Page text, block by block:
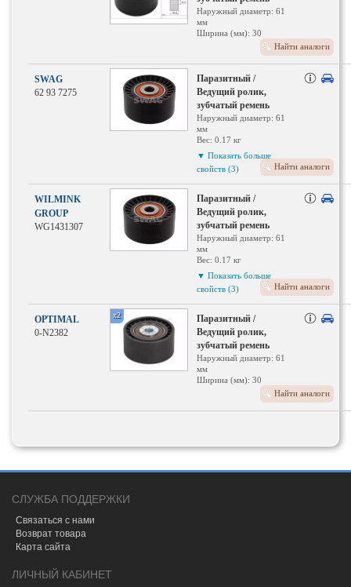
Наружный диаметр: 61
мм
Ширина (мм): 30
Найти аналоги
SWAG
62 93 7275
Паразитный /
Ведущий ролик,
зубчатый ремень
Наружный диаметр: 61
мм
Вес: 0.17 кг
Необходимое
количество: 1
Внутренний диаметр: 10
Ширина (мм): 30
Материал: полимерный
материал
▼ Показать больше
свойств (3)
Найти аналоги
WILMINK
GROUP
WG1431307
Паразитный /
Ведущий ролик,
зубчатый ремень
Наружный диаметр: 61
мм
Вес: 0.17 кг
Необходимое
количество: 1
Внутренний диаметр: 10
Ширина (мм): 30
Материал: полимерный
материал
▼ Показать больше
свойств (3)
Найти аналоги
OPTIMAL
0-N2382
x2
Паразитный /
Ведущий ролик,
зубчатый ремень
Наружный диаметр: 61
мм
Ширина (мм): 30
Найти аналоги
СЛУЖБА ПОДДЕРЖКИ
Связаться с нами
Возврат товара
Карта сайта
ЛИЧНЫЙ КАБИНЕТ